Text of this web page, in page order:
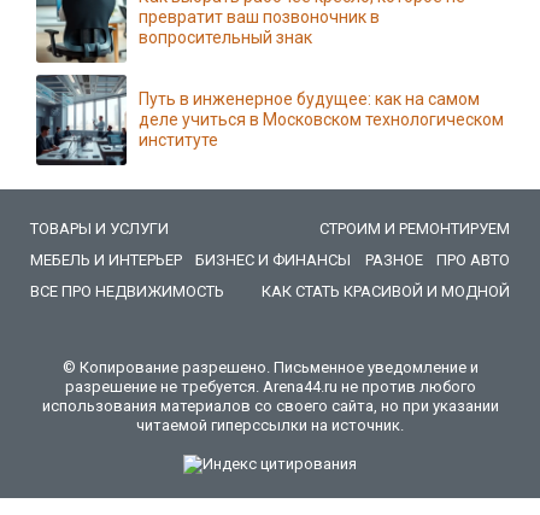
превратит ваш позвоночник в
вопросительный знак
Путь в инженерное будущее: как на самом
деле учиться в Московском технологическом
институте
ТОВАРЫ И УСЛУГИ
СТРОИМ И РЕМОНТИРУЕМ
МЕБЕЛЬ И ИНТЕРЬЕР
БИЗНЕС И ФИНАНСЫ РАЗНОЕ
ПРО АВТО
ВСЕ ПРО НЕДВИЖИМОСТЬ
КАК СТАТЬ КРАСИВОЙ И МОДНОЙ
© Копирование разрешено. Письменное уведомление и
разрешение не требуется. Arena44.ru не против любого
использования материалов со своего сайта, но при указании
читаемой гиперссылки на источник.